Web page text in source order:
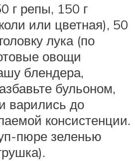
г репы, 150 г
или цветная), 50
лука (по
овощи
блендера,
бульоном,
варились до
консистенции.
пюре зеленью